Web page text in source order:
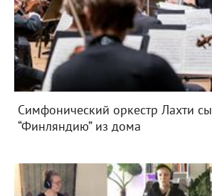
Симфонический оркестр Лахти
“Финляндию” из дома